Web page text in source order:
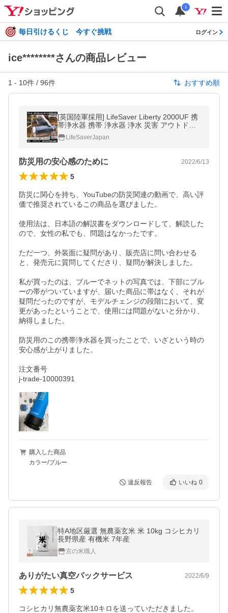
i
毎日引けるくじ 今すぐ挑戦 ログイン
ice********さんの商品レビュー
1 - 10件 / 96件 おすすめ順
[英国陸軍採用] LifeSaver Liberty 2000UF 携
帯浄水器 携帯 浄水器 浄水 災害 アウトドア
ボトル 防災 ライフセーバー リバティー 水浄
化装置 水 濾過 キャンプ
LifeSaverJapan
防災用の安心感のために 2022/6/13
5
防災に関心を持ち、YouTubeの防災関連の動画で、高い評
価で推奨されているこの商品を選びました。
使用法は、日本語の解説書をダウンロードして、解読した
ので、女性の私でも、問題はなかったです。
ただ一つ、外装面に疑問があり、販売店に問い合わせる
と、発売元に質問してくださり、疑問が解決しました。
私が買ったのは、ブルーでネットの写真では、下部にブル
ーの帯がついていますが、届いた商品に帯はなく、それが
疑問だったのですが、モデルチェンジの段階において、変
更があったということで、使用には問題がないと分かり、
納得しました。
防災用のこの携帯浄水器を買ったことで、いざという時の
安心感が上がりました。
注文番号
j-trade-10000391
購入した商品
カラー/ブルー
違反報告 いいね 0
特A地区厳選 無農薬玄米 米 10kg コシヒカリ
長野県産 有機米 7年産
京の米職人
ありがたい真空パックサービス 2022/6/9
5
コシヒカリ無農薬玄米10キロを送っていただきました。